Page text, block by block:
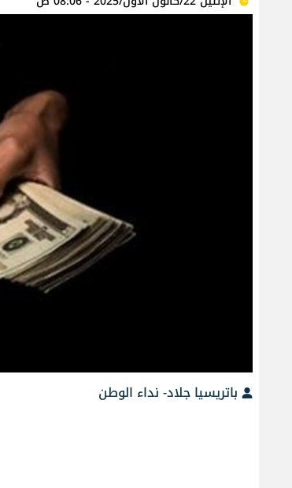
باتريسيا جلاد- نداء الوطن